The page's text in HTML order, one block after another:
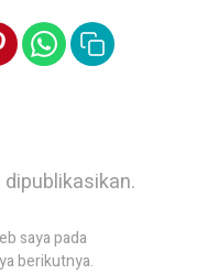
saya pada
berikutnya.